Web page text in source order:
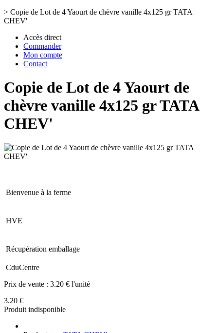
> Copie de Lot de 4 Yaourt de chèvre vanille 4x125 gr TATA
CHEV'
Accès direct
Commander
Mon compte
Contact
Copie de Lot de 4 Yaourt de
chèvre vanille 4x125 gr TATA
CHEV'
Bienvenue à la ferme
HVE
Récupération emballage
CduCentre
Prix de vente : 3.20 € l'unité
3.20 €
Produit indisponible